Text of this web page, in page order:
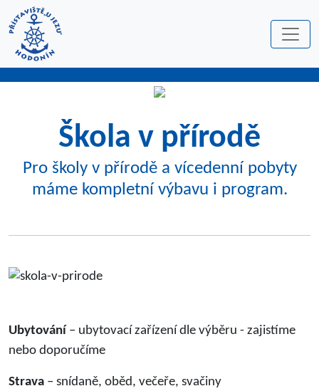
Škola v přírodě
Pro školy v přírodě a vícedenní pobyty
máme kompletní výbavu i program.
Ubytování – ubytovací zařízení dle výběru - zajistíme
nebo doporučíme
Strava – snídaně, oběd, večeře, svačiny